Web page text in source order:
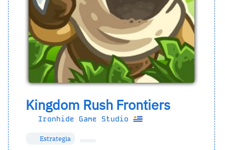
Kingdom Rush Frontiers
Ironhide Game Studio
Estrategia